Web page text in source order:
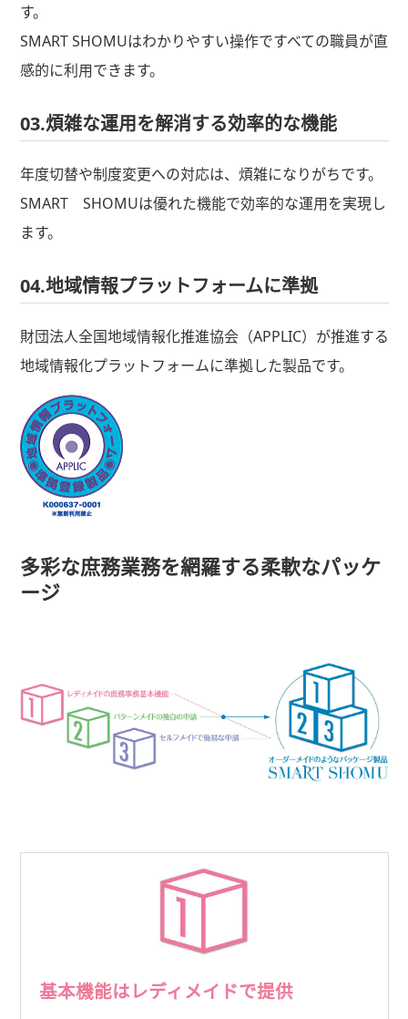
す。
SMART SHOMUはわかりやすい操作ですべての職員が直
感的に利用できます。
03.煩雑な運用を解消する効率的な機能
年度切替や制度変更への対応は、煩雑になりがちです。
SMART SHOMUは優れた機能で効率的な運用を実現し
ます。
04.地域情報プラットフォームに準拠
財団法人全国地域情報化推進協会（APPLIC）が推進する
地域情報化プラットフォームに準拠した製品です。
多彩な庶務業務を網羅する柔軟なパッケ
ージ
基本機能はレディメイドで提供